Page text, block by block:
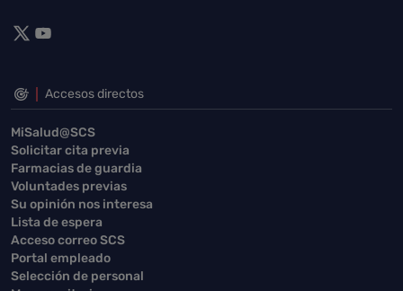
Accesos directos
MiSalud@SCS
Solicitar cita previa
Farmacias de guardia
Voluntades previas
Su opinión nos interesa
Lista de espera
Acceso correo SCS
Portal empleado
Selección de personal